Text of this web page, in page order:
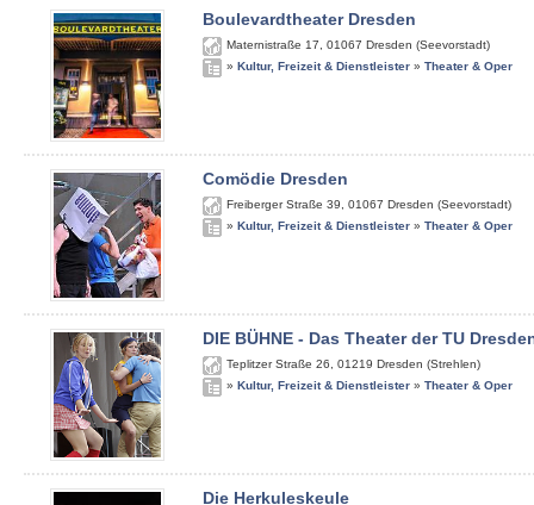
Boulevardtheater Dresden
Maternistraße 17 01067 Dresden (Seevorstadt)
» Kultur, Freizeit & Dienstleister » Theater & Oper
Comödie Dresden
Freiberger Straße 39 01067 Dresden (Seevorstadt)
» Kultur, Freizeit & Dienstleister » Theater & Oper
DIE BÜHNE - Das Theater der TU
Teplitzer Straße 26 01219 Dresden (Strehlen)
» Kultur, Freizeit & Dienstleister » Theater & Oper
Die Herkuleskeule